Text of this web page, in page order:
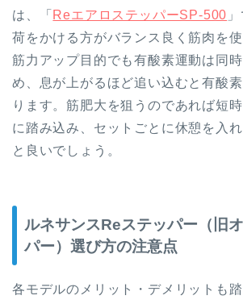
は、「 ReエアロステッパーSP-500
荷をかける方がバランス良く筋肉を使
筋力アップ目的でも有酸素運動は同
め、息が上がるほど追い込むと有酸
ります。筋肥大を狙うのであれば短
に踏み込み、セットごとに休憩を入
と良いでしょう。
ルネサンスReステッパー（旧
パー）選び方の注意点
各モデルのメリット・デメリットも